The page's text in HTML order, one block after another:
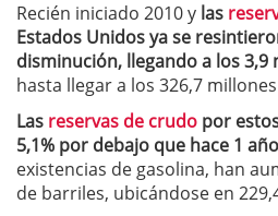
Recién iniciado 2010 y las
Estados Unidos ya se
disminución, llegando a los
hasta llegar a los 326,7
Las reservas de crudo por
5,1% por debajo que hace 1 año
existencias de gasolina, han
de barriles, ubicándose en